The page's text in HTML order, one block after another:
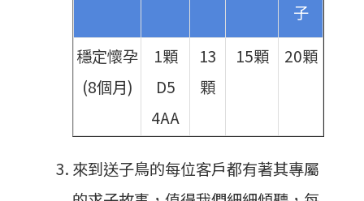
子
穩定懷孕
(8個月)
1顆
D5
4AA
13
顆
15顆 20顆
來到送子鳥的每位客戶都有著其專屬